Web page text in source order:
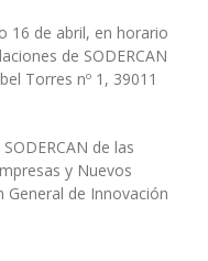
16 de abril, en horario
de SODERCAN
Torres nº 1, 39011
de las
y Nuevos
de Innovación